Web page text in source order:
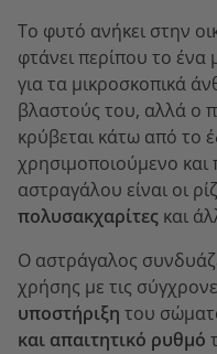
Το φυτό ανήκει στην
φτάνει περίπου το ένα
για τα μικροσκοπικά
βλαστούς του, αλλά ο
κρύβεται κάτω από το
χρησιμοποιούμενο και
αστραγάλου είναι οι
πολυσακχαρίτες και
Ο αστράγαλος
χρήσης με τις
υποστήριξη του
και απαιτητικό ρυθμό